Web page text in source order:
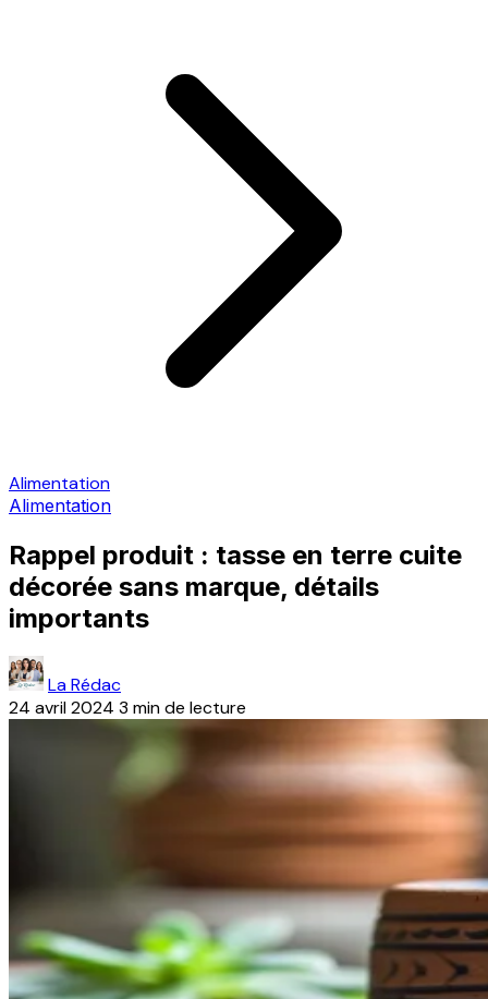
Alimentation
Alimentation
Rappel produit : tasse en terre cuite
décorée sans marque, détails
importants
La Rédac
24 avril 2024 3 min de lecture